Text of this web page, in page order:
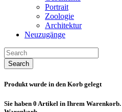
Portrait
Zoologie
Architektur
Neuzugänge
Search
Produkt wurde in den Korb gelegt
Sie haben 0 Artikel in Ihrem Warenkorb.